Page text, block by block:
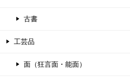
古書
工芸品
面（狂言面・能面）